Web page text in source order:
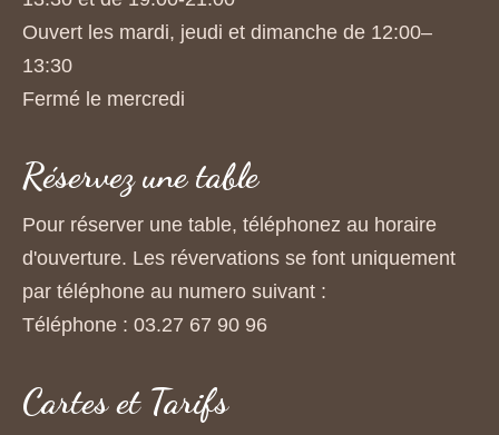
Ouvert les mardi, jeudi et dimanche de 12:00–
13:30
Fermé le mercredi
Réservez une table
Pour réserver une table, téléphonez au horaire
d'ouverture. Les révervations se font uniquement
par téléphone au numero suivant :
Téléphone : 03.27 67 90 96
Cartes et Tarifs